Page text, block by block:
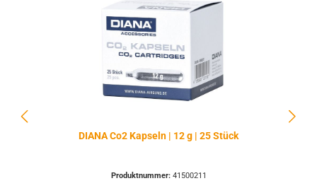
DIANA Co2 Kapseln | 12 g | 25 Stück
Produktnummer: 41500211